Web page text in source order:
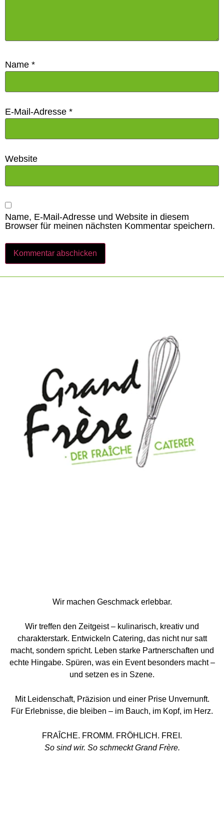
Name *
E-Mail-Adresse *
Website
Name, E-Mail-Adresse und Website in diesem
Browser für meinen nächsten Kommentar speichern.
Wir machen Geschmack erlebbar.
Wir treffen den Zeitgeist – kulinarisch, kreativ und
charakterstark. Entwickeln Catering, das nicht nur satt
macht, sondern spricht. Leben starke Partnerschaften und
echte Hingabe. Spüren, was ein Event besonders macht –
und setzen es in Szene.
Mit Leidenschaft, Präzision und einer Prise Unvernunft.
Für Erlebnisse, die bleiben – im Bauch, im Kopf, im Herz.
FRAÎCHE. FROMM. FRÖHLICH. FREI.
So sind wir. So schmeckt Grand Frère.